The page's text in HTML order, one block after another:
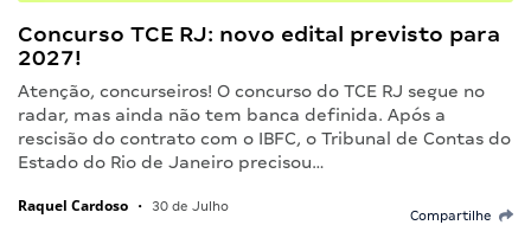
Concurso TCE RJ: novo edital previsto para
2027!
Atenção, concurseiros! O concurso do TCE RJ segue no
radar, mas ainda não tem banca definida. Após a
rescisão do contrato com o IBFC, o Tribunal de Contas do
Estado do Rio de Janeiro precisou…
Raquel Cardoso • 30 de Julho
Compartilhe